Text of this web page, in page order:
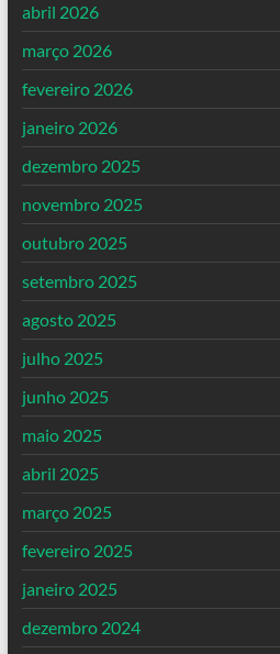
abril 2026
março 2026
fevereiro 2026
janeiro 2026
dezembro 2025
novembro 2025
outubro 2025
setembro 2025
agosto 2025
julho 2025
junho 2025
maio 2025
abril 2025
março 2025
fevereiro 2025
janeiro 2025
dezembro 2024